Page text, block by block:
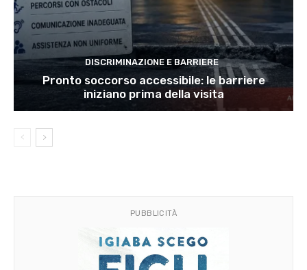
DISCRIMINAZIONE E BARRIERE
Pronto soccorso accessibile: le barriere
iniziano prima della visita
PUBBLICITÀ